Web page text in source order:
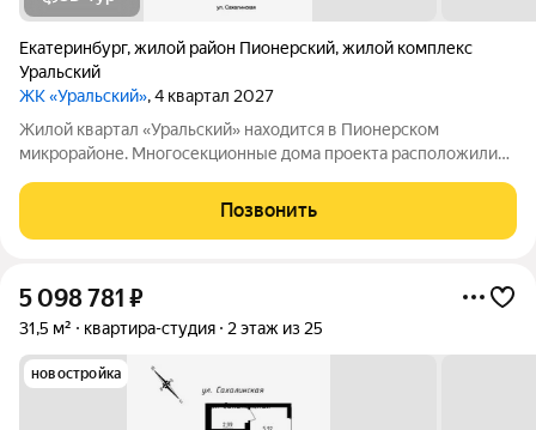
Екатеринбург,жилой район Пионерский,жилой комплекс
Уральский
ЖК «Уральский», 4 квартал 2027
Жилой квартал «Уральский» находится в Пионерском
микрорайоне. Многосекционные дома проекта расположились
Сахалинской, вблизи от Шарташского лесопарка. Мастер план
проекта предполагает возведение
Позвонить
5 098 781 ₽
31,5 м² квартира-студия 2 этаж из 25
новостройка